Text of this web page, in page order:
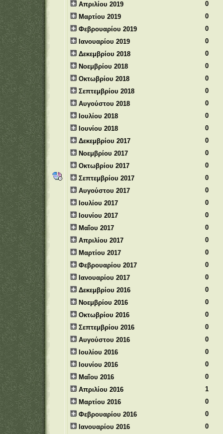
Απριλίου 2019
0
Μαρτίου 2019
0
Φεβρουαρίου 2019
0
Ιανουαρίου 2019
0
Δεκεμβρίου 2018
0
Νοεμβρίου 2018
0
Οκτωβρίου 2018
0
Σεπτεμβρίου 2018
0
Αυγούστου 2018
0
Ιουλίου 2018
0
Ιουνίου 2018
0
Δεκεμβρίου 2017
0
Νοεμβρίου 2017
0
Οκτωβρίου 2017
0
Σεπτεμβρίου 2017
0
Αυγούστου 2017
0
Ιουλίου 2017
0
Ιουνίου 2017
0
Μαΐου 2017
0
Απριλίου 2017
0
Μαρτίου 2017
0
Φεβρουαρίου 2017
0
Ιανουαρίου 2017
0
Δεκεμβρίου 2016
0
Νοεμβρίου 2016
0
Οκτωβρίου 2016
0
Σεπτεμβρίου 2016
0
Αυγούστου 2016
0
Ιουλίου 2016
0
Ιουνίου 2016
0
Μαΐου 2016
0
Απριλίου 2016
1
Μαρτίου 2016
0
Φεβρουαρίου 2016
0
Ιανουαρίου 2016
0